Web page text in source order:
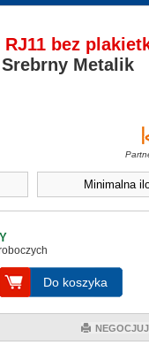
bez
Srebrny Metalik
Minimalna
Do koszyka